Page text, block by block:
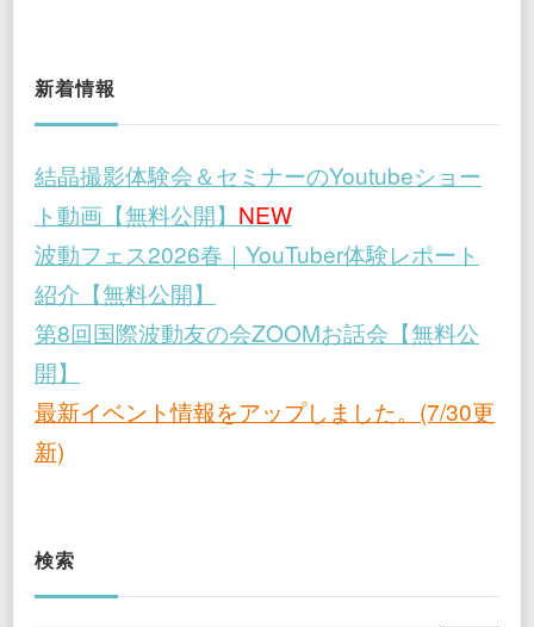
新着情報
結晶撮影体験会＆セミナーのYoutubeショー
ト動画【無料公開】 NEW
波動フェス2026春｜YouTuber体験レポート
紹介【無料公開】
第8回国際波動友の会ZOOMお話会【無料公
開】
最新イベント情報をアップしました。(7/30更
新)
検索